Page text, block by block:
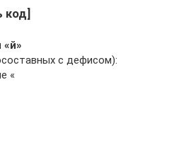
код]
«й»
с дефисом):
«